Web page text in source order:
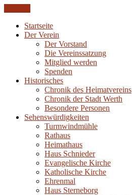
Startseite
Der Verein
Der Vorstand
Die Vereinssatzung
Mitglied werden
Spenden
Historisches
Chronik des Heimatvereins
Chronik der Stadt Werth
Besondere Personen
Sehenswürdigkeiten
Turmwindmühle
Rathaus
Heimathaus
Haus Schnieder
Evangelische Kirche
Katholische Kirche
Ehrenmal
Haus Sterneborg